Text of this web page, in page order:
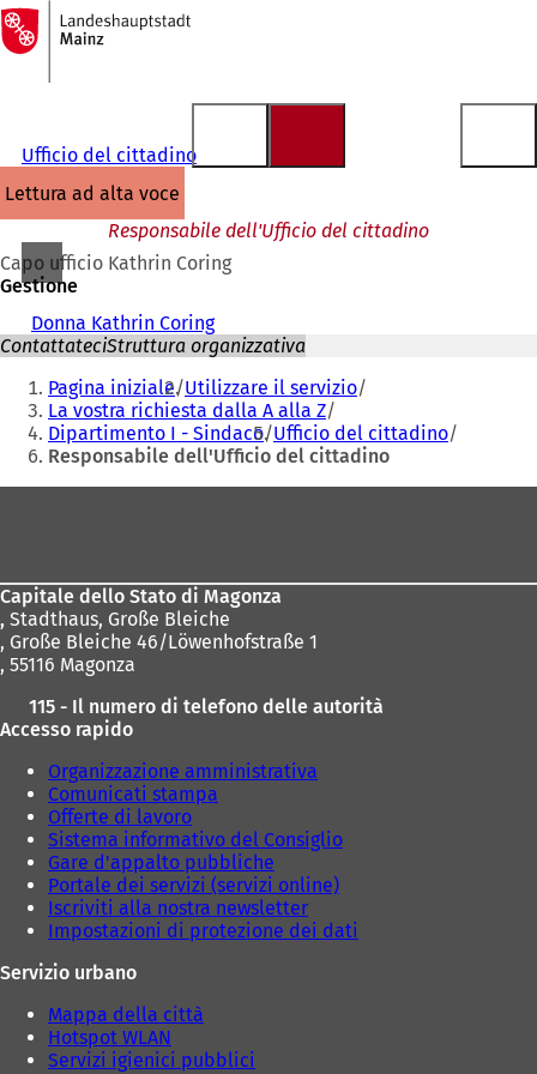
Vai al contenuto
Alla
pagina
iniziale
Ufficio del cittadino
lettura ad alta voce
Responsabile dell'Ufficio del cittadino
Capo ufficio Kathrin Coring
Gestione
Donna Kathrin Coring
ContattateciStruttura organizzativa
Siete
qui:
Pagina iniziale Utilizzare il servizio
La vostra richiesta dalla A alla Z
Dipartimento I - Sindaco Ufficio del cittadino
Responsabile dell'Ufficio del cittadino
Capitale dello Stato di Magonza
, Stadthaus, Große Bleiche
, Große Bleiche 46/Löwenhofstraße 1
, 55116 Magonza
115 - Il numero di telefono delle autorità
Accesso rapido
Organizzazione amministrativa
Comunicati stampa
Offerte di lavoro
Sistema informativo del Consiglio
Gare d'appalto pubbliche
Portale dei servizi (servizi online)
Iscriviti alla nostra newsletter
Impostazioni di protezione dei dati
Servizio urbano
Mappa della città
Hotspot WLAN
Servizi igienici pubblici